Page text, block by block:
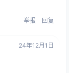
举报 回复
24年12月1日